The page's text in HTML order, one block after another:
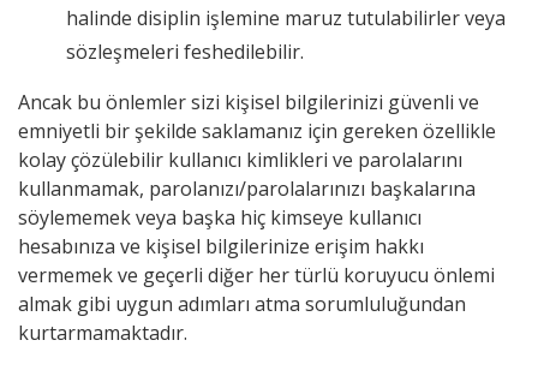
halinde disiplin işlemine maruz tutulabilirler veya
sözleşmeleri feshedilebilir.
Ancak bu önlemler sizi kişisel bilgilerinizi güvenli ve
emniyetli bir şekilde saklamanız için gereken özellikle
kolay çözülebilir kullanıcı kimlikleri ve parolalarını
kullanmamak, parolanızı/parolalarınızı başkalarına
söylememek veya başka hiç kimseye kullanıcı
hesabınıza ve kişisel bilgilerinize erişim hakkı
vermemek ve geçerli diğer her türlü koruyucu önlemi
almak gibi uygun adımları atma sorumluluğundan
kurtarmamaktadır.